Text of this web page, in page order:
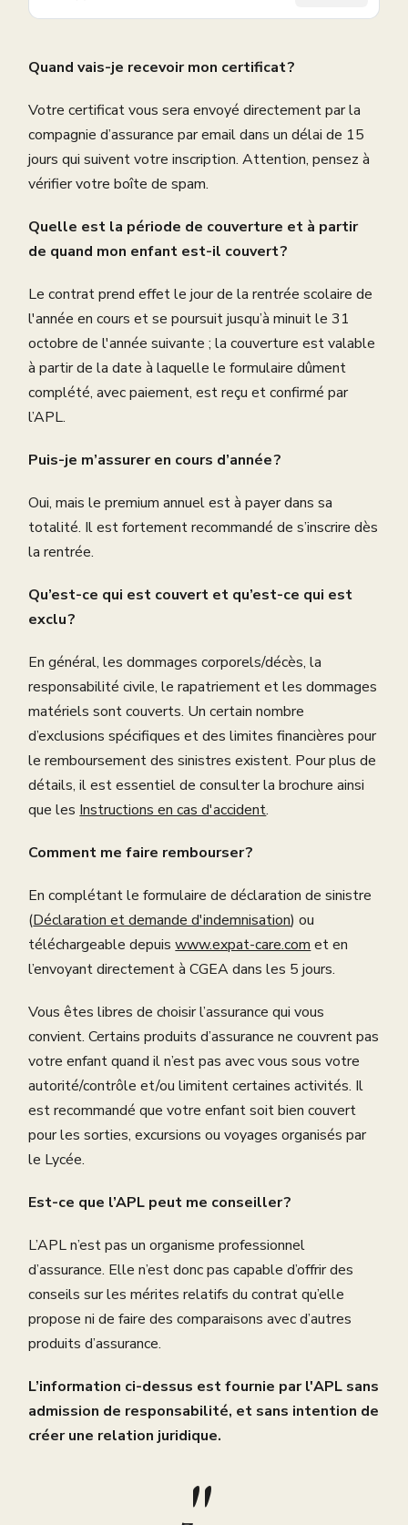
Quand vais-je recevoir mon certificat ?
Votre certificat vous sera envoyé directement par la
compagnie d’assurance par email dans un délai de 15
jours qui suivent votre inscription. Attention, pensez à
vérifier votre boîte de spam.
Quelle est la période de couverture et à partir
de quand mon enfant est-il couvert ?
Le contrat prend effet le jour de la rentrée scolaire de
l'année en cours et se poursuit jusqu’à minuit le 31
octobre de l'année suivante ; la couverture est valable
à partir de la date à laquelle le formulaire dûment
complété, avec paiement, est reçu et confirmé par
l’APL.
Puis-je m’assurer en cours d’année ?
Oui, mais le premium annuel est à payer dans sa
totalité. Il est fortement recommandé de s’inscrire dès
la rentrée.
Qu’est-ce qui est couvert et qu’est-ce qui est
exclu ?
En général, les dommages corporels/décès, la
responsabilité civile, le rapatriement et les dommages
matériels sont couverts. Un certain nombre
d’exclusions spécifiques et des limites financières pour
le remboursement des sinistres existent. Pour plus de
détails, il est essentiel de consulter la brochure ainsi
que les Instructions en cas d'accident.
Comment me faire rembourser ?
En complétant le formulaire de déclaration de sinistre
(Déclaration et demande d'indemnisation) ou
téléchargeable depuiswww.expat-care.com et en
l’envoyant directement à CGEA dans les 5 jours.
Vous êtes libres de choisir l’assurance qui vous
convient. Certains produits d’assurance ne couvrent pas
votre enfant quand il n’est pas avec vous sous votre
autorité/contrôle et/ou limitent certaines activités. Il
est recommandé que votre enfant soit bien couvert
pour les sorties, excursions ou voyages organisés par
le Lycée.
Est-ce que l’APL peut me conseiller ?
L’APL n’est pas un organisme professionnel
d’assurance. Elle n’est donc pas capable d’offrir des
conseils sur les mérites relatifs du contrat qu’elle
propose ni de faire des comparaisons avec d’autres
produits d’assurance.
L’information ci-dessus est fournie par l'APL sans
admission de responsabilité, et sans intention de
créer une relation juridique.